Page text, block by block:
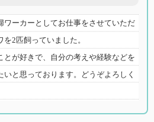
ワーカーとしてお仕事をさせていただ
2匹飼っていました。
とが好きで、自分の考えや経験などを
と思っております。どうぞよろしく